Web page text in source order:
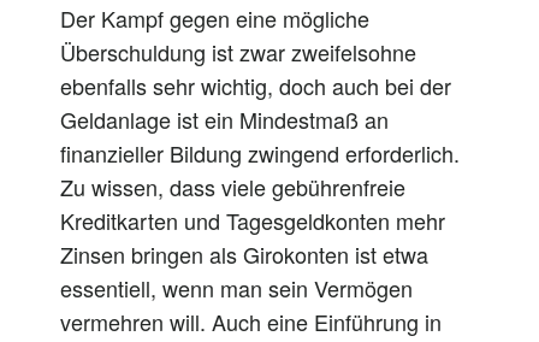
Der Kampf gegen eine mögliche
Überschuldung ist zwar zweifelsohne
ebenfalls sehr wichtig, doch auch bei der
Geldanlage ist ein Mindestmaß an
finanzieller Bildung zwingend erforderlich.
Zu wissen, dass viele gebührenfreie
Kreditkarten und Tagesgeldkonten mehr
Zinsen bringen als Girokonten ist etwa
essentiell, wenn man sein Vermögen
vermehren will. Auch eine Einführung in